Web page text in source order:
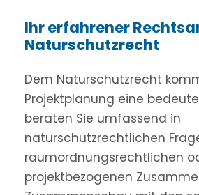
Ihr erfahrener
Naturschutzrecht
Dem Naturschutzrecht
Projektplanung eine
beraten Sie umfassend in
naturschutzrechtlichen
raumordnungsrechtlichen
projektbezogenen